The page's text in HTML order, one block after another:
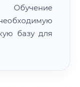
базу для